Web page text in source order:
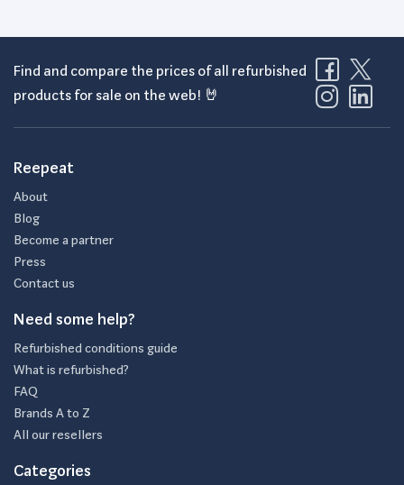
Find and compare the prices of all refurbished
products for sale on the web! 🤘
Reepeat
About
Blog
Become a partner
Press
Contact us
Need some help?
Refurbished conditions guide
What is refurbished?
FAQ
Brands A to Z
All our resellers
Categories